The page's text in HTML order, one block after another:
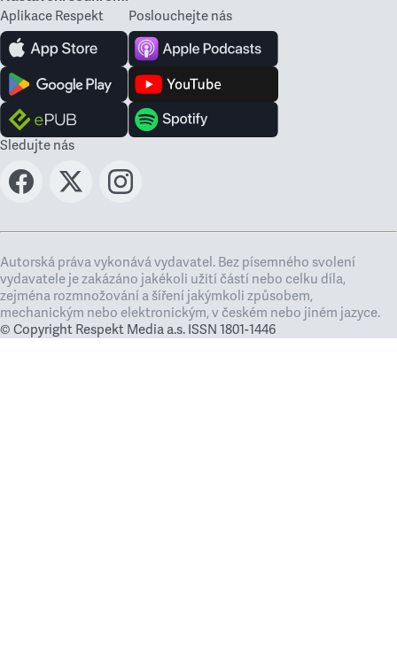
Aplikace Respekt Poslouchejte nás
Sledujte nás
Autorská práva vykonává vydavatel. Bez písemného svolení
vydavatele je zakázáno jakékoli užití částí nebo celku díla,
zejména rozmnožování a šíření jakýmkoli způsobem,
mechanickým nebo elektronickým, v českém nebo jiném jazyce.
© Copyright Respekt Media a.s. ISSN 1801-1446